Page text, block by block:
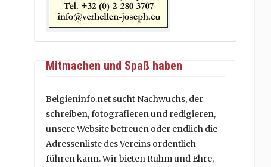
Mitmachen und Spaß haben
Belgieninfo.net sucht Nachwuchs, der
schreiben, fotografieren und redigieren,
unsere Website betreuen oder endlich die
Adressenliste des Vereins ordentlich
führen kann. Wir bieten Ruhm und Ehre,